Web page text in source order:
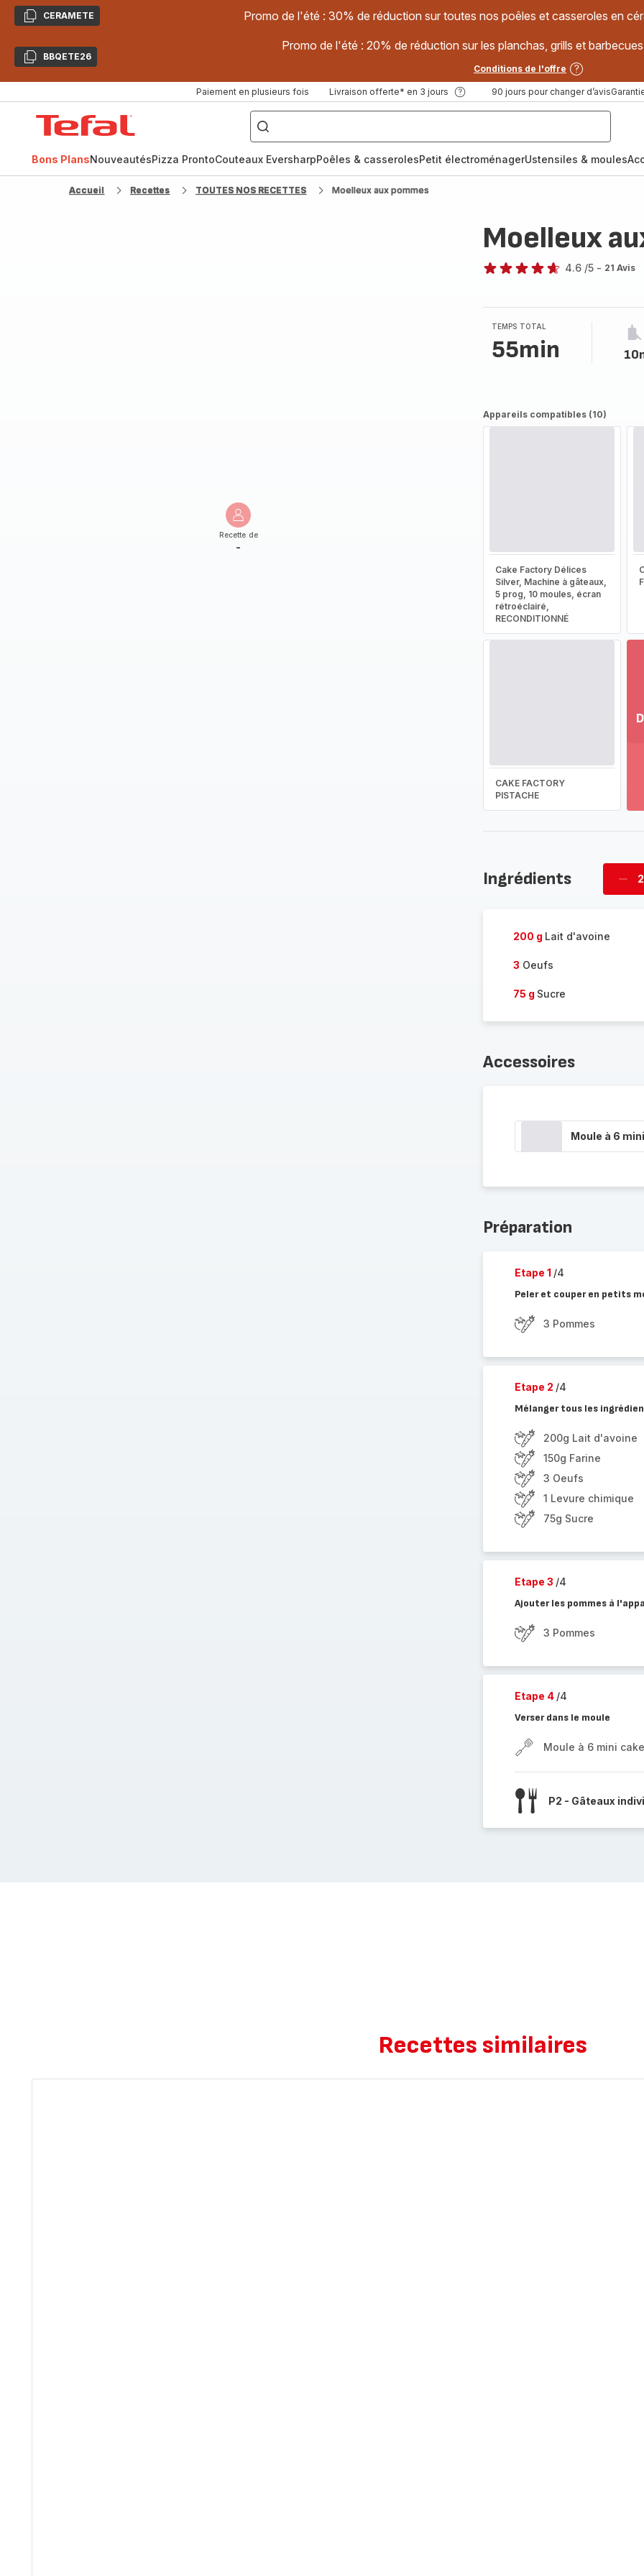
CopierCERAMETE Promo de l'été : 30% de réduction sur toutes nos poêles et casseroles en
CopierBBQETE26
Promo de l'été : 20% de réduction sur les planchas, grills et
Conditions de l'offre
Paiement en plusieurs fois Livraison offerte* en 3 jours 90 jours pour changer d’avis
["Poêles
inox,
Cake
Factory,
Bons PlansNouveautésPizza ProntoCouteaux EversharpPoêles & casserolesPetit électroménagerUstensiles & moules
Accueil Recettes TOUTES NOS RECETTES Moelleux aux pommes
Recette de
-
Moelleux
4.6 /5 - 21 Avis
TEMPS TOTAL
55min
Appareils compatibles (10)
Cake Factory Délices
Silver, Machine à gâteaux,
5 prog, 10 moules, écran
rétroéclairé,
RECONDITIONNÉ
CAKE FACTORY
PISTACHE
Ingrédients
200 g Lait d'avoine
3 Oeufs
75 g Sucre
Accessoires
Moule à 6
Préparation
Etape 1 /4
Peler et couper en petits
3 Pommes
Etape 2 /4
Mélanger tous les
200g Lait d'avoine
150g Farine
3 Oeufs
1 Levure chimique
75g Sucre
Etape 3 /4
Ajouter les pommes à
3 Pommes
Etape 4 /4
Verser dans le moule
Moule à 6 mini
P2 - Gâteaux
Recettes similaires